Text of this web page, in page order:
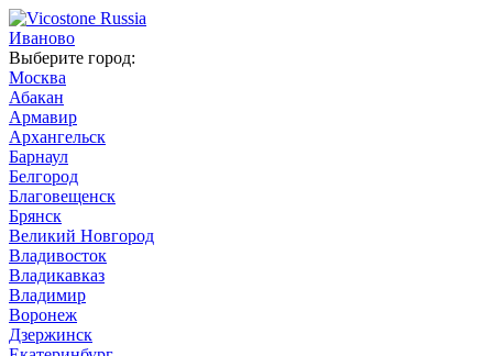
Иваново
Выберите город:
Москва
Абакан
Армавир
Архангельск
Барнаул
Белгород
Благовещенск
Брянск
Великий Новгород
Владивосток
Владикавказ
Владимир
Воронеж
Дзержинск